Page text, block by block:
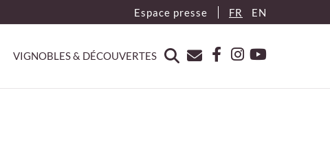
Espace presse FR EN
VIGNOBLES & DÉCOUVERTES